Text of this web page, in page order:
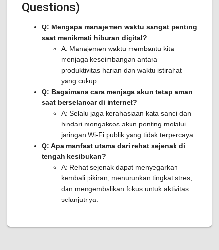
Questions)
Q: Mengapa manajemen waktu sangat penting
saat menikmati hiburan digital?
A: Manajemen waktu membantu kita
menjaga keseimbangan antara
produktivitas harian dan waktu istirahat
yang cukup.
Q: Bagaimana cara menjaga akun tetap aman
saat berselancar di internet?
A: Selalu jaga kerahasiaan kata sandi dan
hindari mengakses akun penting melalui
jaringan Wi-Fi publik yang tidak terpercaya.
Q: Apa manfaat utama dari rehat sejenak di
tengah kesibukan?
A: Rehat sejenak dapat menyegarkan
kembali pikiran, menurunkan tingkat stres,
dan mengembalikan fokus untuk aktivitas
selanjutnya.